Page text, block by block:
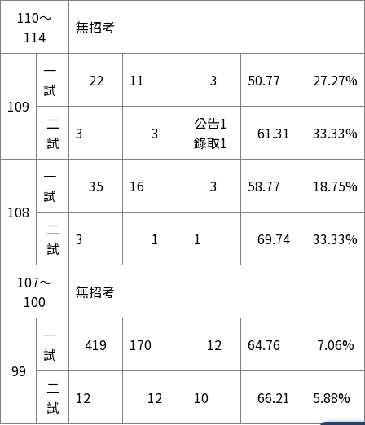
110～
114
無招考
109
一
試
22 11 3 50.77 27.27%
二
試
3 3
公告1
錄取1
61.31 33.33%
108
一
試
35 16 3 58.77 18.75%
二
試
3 1 1 69.74 33.33%
107～
100
無招考
99
一
試
419 170 12 64.76 7.06%
二
試
12 12 10 66.21 5.88%